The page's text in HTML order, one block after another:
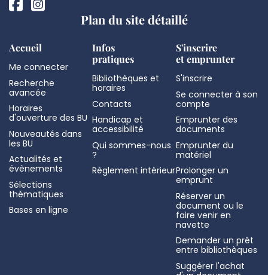
Plan du site détaillé
Accueil
Me connecter
Recherche
avancée
Horaires
d'ouverture des BU
Nouveautés dans
les BU
Actualités et
évènements
Sélections
thématiques
Bases en ligne
Infos
pratiques
Bibliothèques et
horaires
Contacts
Handicap et
accessibilité
Qui sommes-nous
?
Règlement intérieur
S'inscrire
et emprunter
S'inscrire
Se connecter à son
compte
Emprunter des
documents
Emprunter du
matériel
Prolonger un
emprunt
Réserver un
document ou le
faire venir en
navette
Demander un prêt
entre bibliothèques
Suggérer l'achat